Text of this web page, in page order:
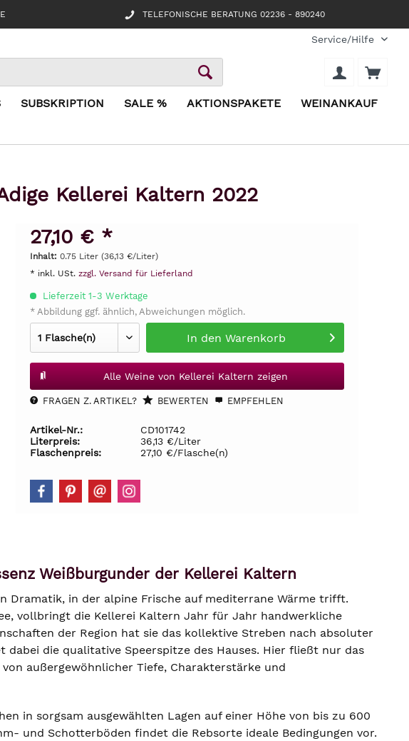
TELEFONISCHE BERATUNG 02236 - 890240
Service/Hilfe
SUBSKRIPTION SALE % AKTIONSPAKETE WEINANKAUF
Kellerei Kaltern 2022
27,10 € *
Inhalt: 0.75 Liter (36,13 €/Liter)
* inkl. USt. zzgl. Versand für Lieferland
Lieferzeit 1-3 Werktage
* Abbildung ggf. ähnlich, Abweichungen möglich.
In den Warenkorb
Alle Weine von Kellerei Kaltern zeigen
FRAGEN Z. ARTIKEL? BEWERTEN EMPFEHLEN
Artikel-Nr.:
CD101742
Literpreis:
36,13 €/Liter
Flaschenpreis:
27,10 €/Flasche(n)
Weißburgunder der Kellerei Kaltern
in der alpine Frische auf mediterrane Wärme trifft.
vollbringt die Kellerei Kaltern Jahr für Jahr handwerkliche
der Region hat sie das kollektive Streben nach absoluter
die qualitative Speerspitze des Hauses. Hier fließt nur das
außergewöhnlicher Tiefe, Charakterstärke und
in sorgsam ausgewählten Lagen auf einer Höhe von bis zu 600
und Schotterböden findet die Rebsorte ideale Bedingungen vor.